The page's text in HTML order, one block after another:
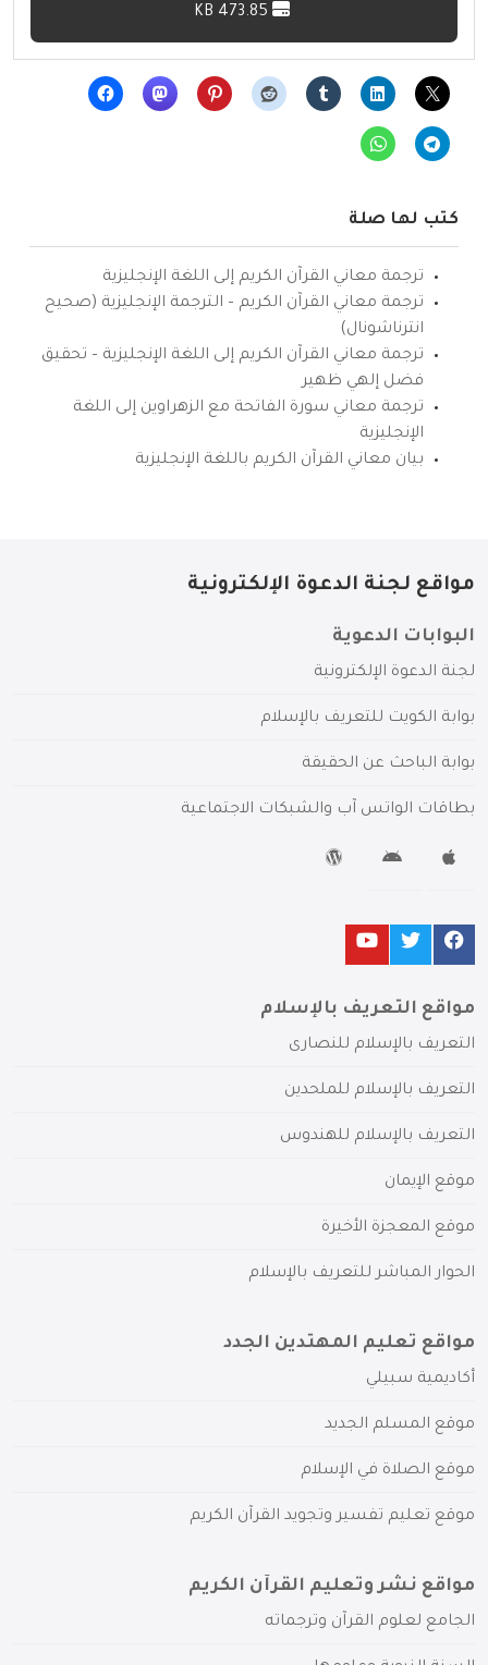
كتب لها صلة
ترجمة معاني القرآن الكريم إلى اللغة الإنجليزية
ترجمة معاني القرآن الكريم – الترجمة الإنجليزية (صحيح
انترناشونال)
ترجمة معاني القرآن الكريم إلى اللغة الإنجليزية – تحقيق
فضل إلهي ظهير
ترجمة معاني سورة الفاتحة مع الزهراوين إلى اللغة
الإنجليزية
بيان معاني القرآن الكريم باللغة الإنجليزية
مواقع لجنة الدعوة الإلكترونية
البوابات الدعوية
لجنة الدعوة الإلكترونية
بوابة الكويت للتعريف بالإسلام
بوابة الباحث عن الحقيقة
بطاقات الواتس آب والشبكات الاجتماعية
مواقع التعريف بالإسلام
التعريف بالإسلام للنصارى
التعريف بالإسلام للملحدين
التعريف بالإسلام للهندوس
موقع الإيمان
موقع المعجزة الأخيرة
الحوار المباشر للتعريف بالإسلام
مواقع تعليم المهتدين الجدد
أكاديمية سبيلي
موقع المسلم الجديد
موقع الصلاة في الإسلام
موقع تعليم تفسير وتجويد القرآن الكريم
مواقع نشر وتعليم القرآن الكريم
الجامع لعلوم القرآن وترجماته